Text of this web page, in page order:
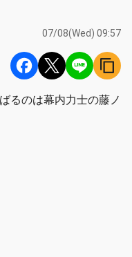
07/08(Wed) 09:57
るのは幕内力士の藤ノ